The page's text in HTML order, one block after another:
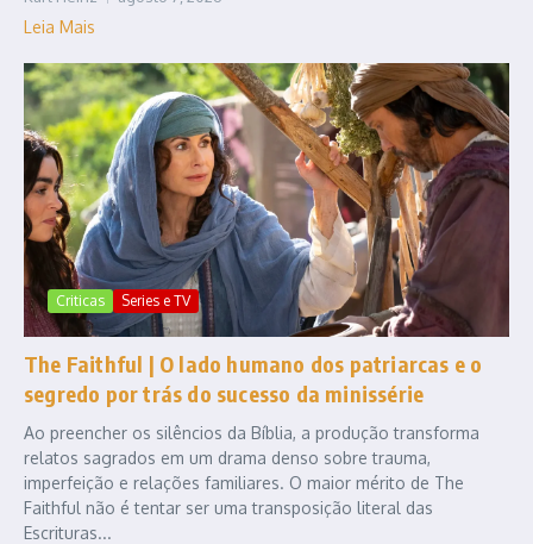
Leia Mais
Criticas Series e TV
The Faithful | O lado humano dos patriarcas e o
segredo por trás do sucesso da minissérie
Ao preencher os silêncios da Bíblia, a produção transforma
relatos sagrados em um drama denso sobre trauma,
imperfeição e relações familiares. O maior mérito de The
Faithful não é tentar ser uma transposição literal das
Escrituras...